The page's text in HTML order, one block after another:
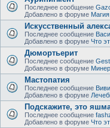
Последнее сообщение
Добавлено в форуме
Искусственный
Последнее сообщение
Добавлено в форуме Что
Дюмортьерит
Последнее сообщение
Добавлено в форуме
Мастопатия
Последнее сообщение Виви
Добавлено в форуме
Подскажите, это
Последнее сообщение
Добавлено в форуме Что